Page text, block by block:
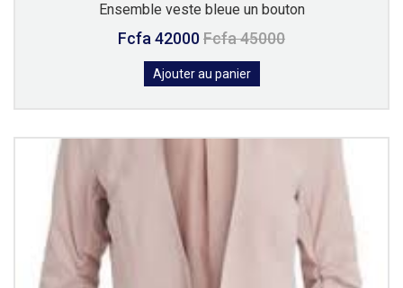
Ensemble veste bleue un bouton
Fcfa 42000Fcfa 45000
Ajouter au panier